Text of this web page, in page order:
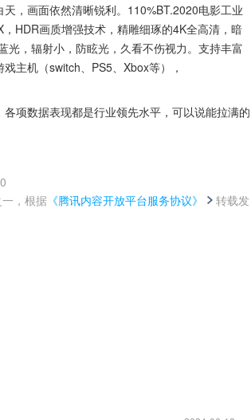
，画面依然清晰锐利。110%BT.2020电影工业
HDR画质增强技术，精雕细琢的4K全高清，暗
，辐射小，防眩光，久看不伤视力。支持丰富
主机（switch、PS5、Xbox等），
项数据表现都是行业领先水平，可以说能拉满的
，根据 《腾讯内容开放平台服务协议》
转载发